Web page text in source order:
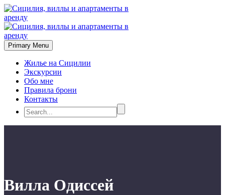
Primary Menu
Жилье на Сицилии
Экскурсии
Обо мне
Правила брони
Контакты
Вилла Одиссей